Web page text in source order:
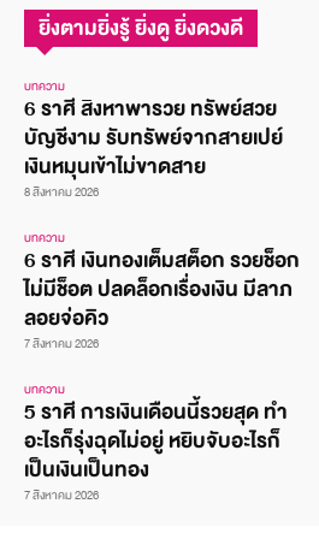
ยิ่งตามยิ่งรู้ ยิ่งดู ยิ่งดวงดี
บทความ
6 ราศี สิงหาพารวย ทรัพย์สวย
บัญชีงาม รับทรัพย์จากสายเปย์
เงินหมุนเข้าไม่ขาดสาย
8 สิงหาคม 2026
บทความ
6 ราศี เงินทองเต็มสต็อก รวยช็อก
ไม่มีช็อต ปลดล็อกเรื่องเงิน มีลาภ
ลอยจ่อคิว
7 สิงหาคม 2026
บทความ
5 ราศี การเงินเดือนนี้รวยสุด ทำ
อะไรก็รุ่งฉุดไม่อยู่ หยิบจับอะไรก็
เป็นเงินเป็นทอง
7 สิงหาคม 2026